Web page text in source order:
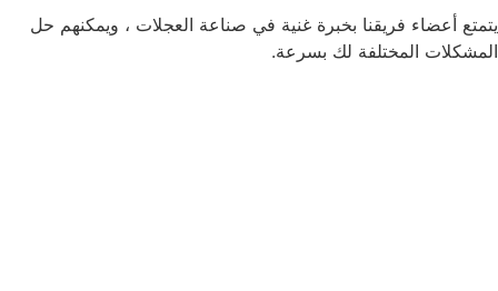
يتمتع أعضاء فريقنا بخبرة غنية في صناعة العجلات ، ويمكنهم حل
المشكلات المختلفة لك بسرعة.